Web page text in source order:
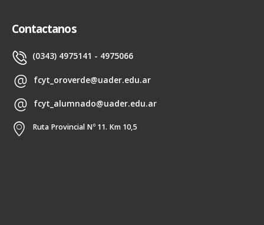
Contactanos
(0343) 4975141 - 4975066
fcyt_oroverde@uader.edu.ar
fcyt_alumnado@uader.edu.ar
Ruta Provincial Nº 11. Km 10,5